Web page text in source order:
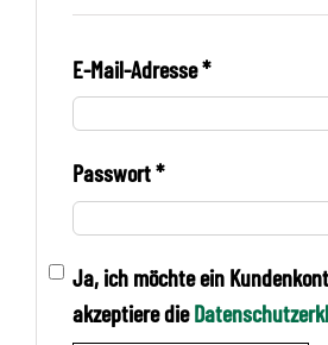
E-Mail-Adresse*
Passwort*
Ja, ich möchte ein
akzeptiere die